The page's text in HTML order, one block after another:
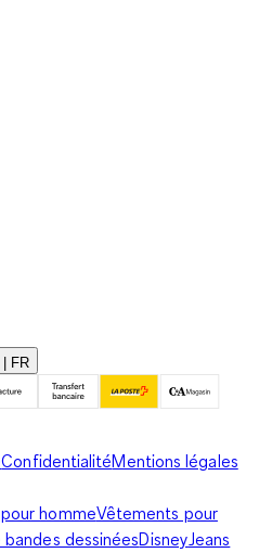
FR
ConfidentialitéMentions légales
hommeVêtements pour
dessinéesDisneyJeans